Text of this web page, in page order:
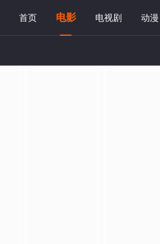
首页 电影 电视剧 动漫